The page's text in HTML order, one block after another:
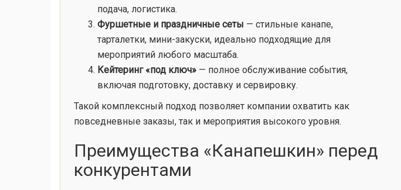
подача, логистика.
Фуршетные и праздничные сеты — стильные канапе,
тарталетки, мини-закуски, идеально подходящие для
мероприятий любого масштаба.
Кейтеринг «под ключ» — полное обслуживание события,
включая подготовку, доставку и сервировку.
Такой комплексный подход позволяет компании охватить как
повседневные заказы, так и мероприятия высокого уровня.
Преимущества «Канапешкин» перед
конкурентами